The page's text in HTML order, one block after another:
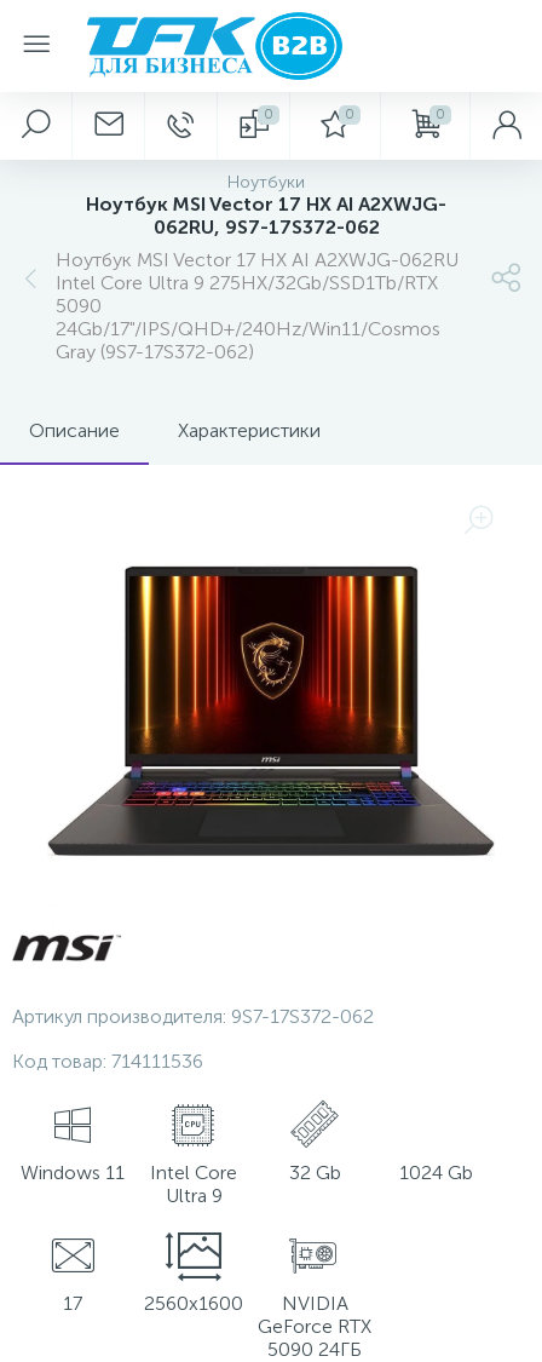
0 0 0
Ноутбуки
Ноутбук MSI Vector 17 HX AI A2XWJG-
062RU, 9S7-17S372-062
Ноутбук MSI Vector 17 HX AI A2XWJG-062RU
Intel Core Ultra 9 275HX/32Gb/SSD1Tb/RTX
5090
24Gb/17"/IPS/QHD+/240Hz/Win11/Cosmos
Gray (9S7-17S372-062)
Описание Характеристики
Артикул производителя: 9S7-17S372-062
Код товар: 714111536
Windows 11
Intel Core
Ultra 9
32 Gb 1024 Gb
17 2560x1600
NVIDIA
GeForce RTX
5090 24ГБ